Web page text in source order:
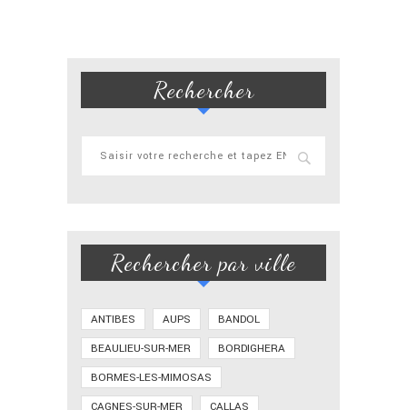
Rechercher
Rechercher par ville
ANTIBES AUPS
BANDOL
BEAULIEU-SUR-MER
BORDIGHERA
BORMES-LES-MIMOSAS
CAGNES-SUR-MER
CALLAS